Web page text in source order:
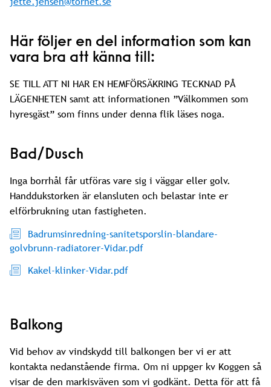
Här följer en del information som kan
vara bra att känna till:
SE TILL ATT NI HAR EN HEMFÖRSÄKRING TECKNAD PÅ
LÄGENHETEN samt att informationen ”Välkommen som
hyresgäst” som finns under denna flik läses noga.
Bad/Dusch
Inga borrhål får utföras vare sig i väggar eller golv.
Handdukstorken är elansluten och belastar inte er
elförbrukning utan fastigheten.
Badrumsinredning-sanitetsporslin-blandare-
golvbrunn-radiatorer-Vidar.pdf
Kakel-klinker-Vidar.pdf
Balkong
Vid behov av vindskydd till balkongen ber vi er att
kontakta nedanstående firma. Om ni uppger kv Koggen så
visar de den markisväven som vi godkänt. Detta för att få